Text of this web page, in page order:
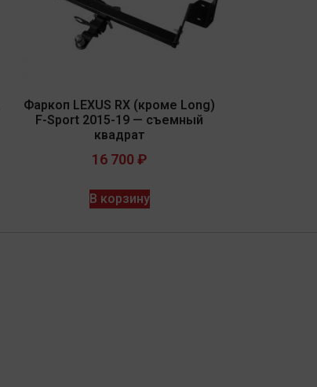
Фаркоп LEXUS RX (кроме Long)
F-Sport 2015-19 — съемный
квадрат
16 700 ₽
В корзину